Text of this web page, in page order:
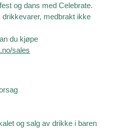
og dans med Celebrate.
medbrakt ikke
du kjøpe
sales
og salg av drikke i baren